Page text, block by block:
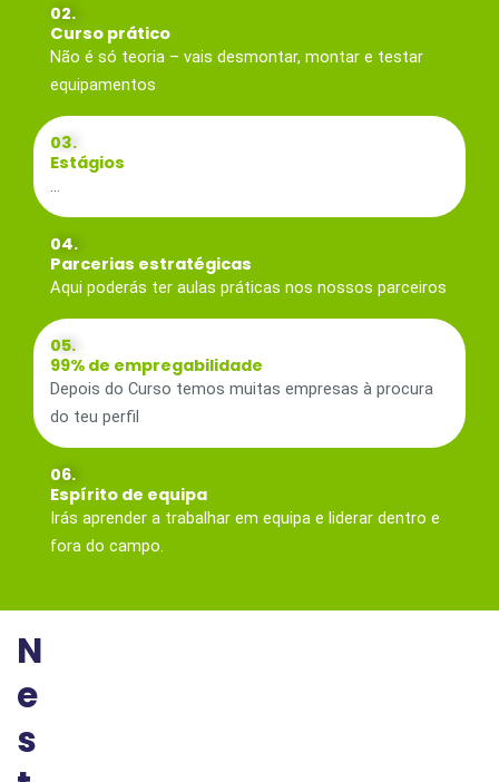
02.
Curso prático
Não é só teoria – vais desmontar, montar e testar
equipamentos
03.
Estágios
…
04.
Parcerias estratégicas
Aqui poderás ter aulas práticas nos nossos parceiros
05.
99% de empregabilidade
Depois do Curso temos muitas empresas à procura
do teu perfil
06.
Espírito de equipa
Irás aprender a trabalhar em equipa e liderar dentro e
fora do campo.
N
e
s